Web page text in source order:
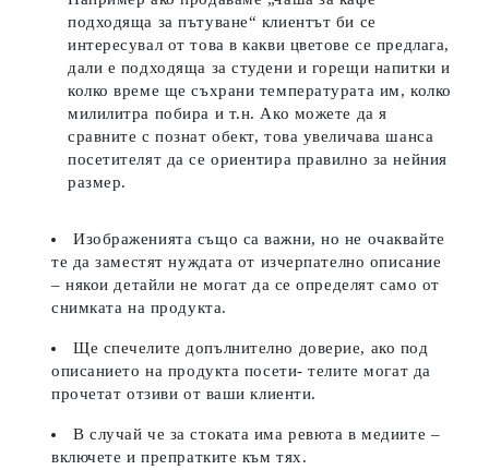
подходяща за пътуване“ клиентът би се
интересувал от това в какви цветове се предлага,
дали е подходяща за студени и горещи напитки и
колко време ще съхрани температурата им, колко
милилитра побира и т.н. Ако можете да я
сравните с познат обект, това увеличава шанса
посетителят да се ориентира правилно за нейния
размер.
Изображенията също са важни, но не очаквайте
те да заместят нуждата от изчерпателно описание
– някои детайли не могат да се определят само от
снимката на продукта.
Ще спечелите допълнително доверие, ако под
описанието на продукта посети- телите могат да
прочетат отзиви от ваши клиенти.
В случай че за стоката има ревюта в медиите –
включете и препратките към тях.